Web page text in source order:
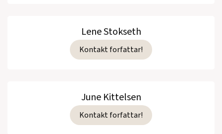
Lene Stokseth
Kontakt forfattar!
June Kittelsen
Kontakt forfattar!